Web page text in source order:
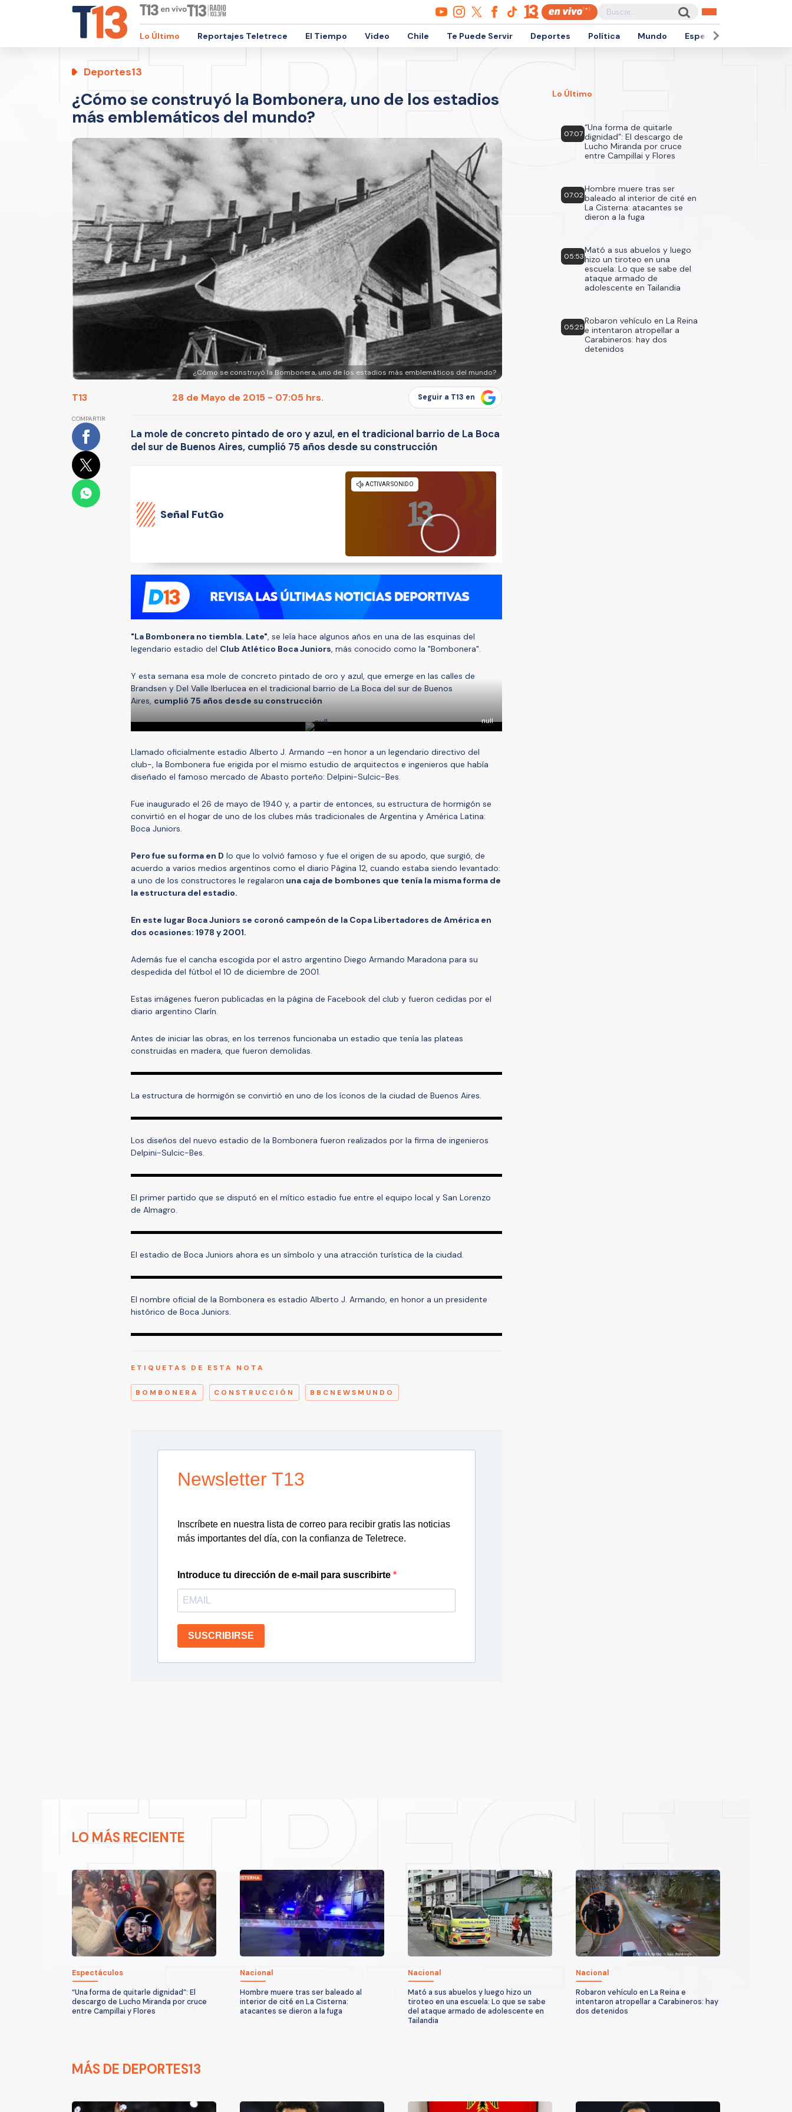
Lo Último Reportajes Teletrece El Tiempo Video Chile Te Puede Servir Deportes Política Mundo Espectáculos
Deportes13
¿Cómo se construyó la Bombonera, uno de los estadios
más emblemáticos del mundo?
¿Cómo se construyó la Bombonera, uno de los estadios más emblemáticos del mundo?
T13 28 de Mayo de 2015 - 07:05 hrs. Seguir a T13 en
COMPARTIR
La mole de concreto pintado de oro y azul, en el tradicional barrio de La Boca
del sur de Buenos Aires, cumplió 75 años desde su construcción
Señal FutGo
"La Bombonera no tiembla. Late", se leía hace algunos años en una de las esquinas del
legendario estadio del Club Atlético Boca Juniors, más conocido como la "Bombonera".
Y esta semana esa mole de concreto pintado de oro y azul, que emerge en las calles de
Brandsen y Del Valle Iberlucea en el tradicional barrio de La Boca del sur de Buenos
Aires, cumplió 75 años desde su construcción
null
Llamado oficialmente estadio Alberto J. Armando –en honor a un legendario directivo del
club-, la Bombonera fue erigida por el mismo estudio de arquitectos e ingenieros que había
diseñado el famoso mercado de Abasto porteño: Delpini-Sulcic-Bes.
Fue inaugurado el 26 de mayo de 1940 y, a partir de entonces, su estructura de hormigón se
convirtió en el hogar de uno de los clubes más tradicionales de Argentina y América Latina:
Boca Juniors.
Pero fue su forma en D lo que lo volvió famoso y fue el origen de su apodo, que surgió, de
acuerdo a varios medios argentinos como el diario Página 12, cuando estaba siendo levantado:
a uno de los constructores le regalaron una caja de bombones que tenía la misma forma de
la estructura del estadio.
En este lugar Boca Juniors se coronó campeón de la Copa Libertadores de América en
dos ocasiones: 1978 y 2001.
Además fue el cancha escogida por el astro argentino Diego Armando Maradona para su
despedida del fútbol el 10 de diciembre de 2001.
Estas imágenes fueron publicadas en la página de Facebook del club y fueron cedidas por el
diario argentino Clarín.
Antes de iniciar las obras, en los terrenos funcionaba un estadio que tenía las plateas
construidas en madera, que fueron demolidas.
La estructura de hormigón se convirtió en uno de los íconos de la ciudad de Buenos Aires.
Los diseños del nuevo estadio de la Bombonera fueron realizados por la firma de ingenieros
Delpini-Sulcic-Bes.
El primer partido que se disputó en el mítico estadio fue entre el equipo local y San Lorenzo
de Almagro.
El estadio de Boca Juniors ahora es un símbolo y una atracción turística de la ciudad.
El nombre oficial de la Bombonera es estadio Alberto J. Armando, en honor a un presidente
histórico de Boca Juniors.
ETIQUETAS DE ESTA NOTA
BOMBONERA CONSTRUCCIÓN BBCNEWSMUNDO
Newsletter T13
Inscríbete en nuestra lista de correo para recibir gratis las noticias
más importantes del día, con la confianza de Teletrece.
Introduce tu dirección de e-mail para suscribirte
SUSCRIBIRSE
Lo Último
07:07
“Una forma de quitarle
dignidad”: El descargo de
Lucho Miranda por cruce
entre Campillai y Flores
07:02
Hombre muere tras ser
baleado al interior de cité en
La Cisterna: atacantes se
dieron a la fuga
05:53
Mató a sus abuelos y luego
hizo un tiroteo en una
escuela: Lo que se sabe del
ataque armado de
adolescente en Tailandia
05:25
Robaron vehículo en La Reina
e intentaron atropellar a
Carabineros: hay dos
detenidos
LO MÁS RECIENTE
Espectáculos
“Una forma de quitarle dignidad”: El
descargo de Lucho Miranda por cruce
entre Campillai y Flores
Nacional
Hombre muere tras ser baleado al
interior de cité en La Cisterna:
atacantes se dieron a la fuga
Nacional
Mató a sus abuelos y luego hizo un
tiroteo en una escuela: Lo que se sabe
del ataque armado de adolescente en
Tailandia
Nacional
Robaron vehículo en La Reina e
intentaron atropellar a Carabineros: hay
dos detenidos
MÁS DE DEPORTES13